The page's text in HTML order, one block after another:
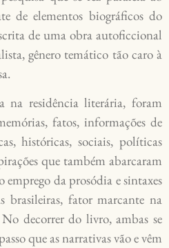
de elementos biográficos do
de uma obra autoficcional
gênero temático tão caro à
na residência literária, foram
fatos, informações de
históricas, sociais, políticas
que também abarcaram
emprego da prosódia e sintaxes
brasileiras, fator marcante na
decorrer do livro, ambas se
que as narrativas vão e vêm